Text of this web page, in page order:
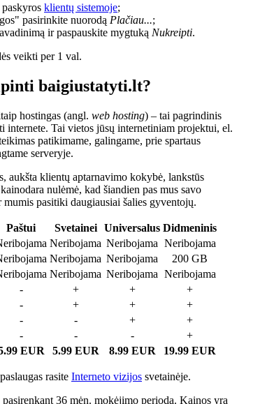
klientų sistemoje;
pasirinkite nuorodą Plačiau...;
ir paspauskite mygtuką Nukreipti.
veikti per 1 val.
baigiustatyti.lt?
hostingas (angl. web hosting) – tai pagrindinis
internete. Tai vietos jūsų internetiniam projektui, el.
patikimame, galingame, prie spartaus
serveryje.
aukšta klientų aptarnavimo kokybė, lankstūs
nulėmė, kad šiandien pas mus savo
mumis pasitiki daugiausiai šalies gyventojų.
Paštui Svetainei Universalus Didmeninis
Neribojama Neribojama Neribojama
Neribojama Neribojama
200 GB
Neribojama Neribojama Neribojama
- + +
+
- + +
+
- - +
+
- - -
+
EUR 5.99 EUR 8.99 EUR 19.99 EUR
rasite Interneto vizijos svetainėje.
36 mėn. mokėjimo periodą. Kainos yra